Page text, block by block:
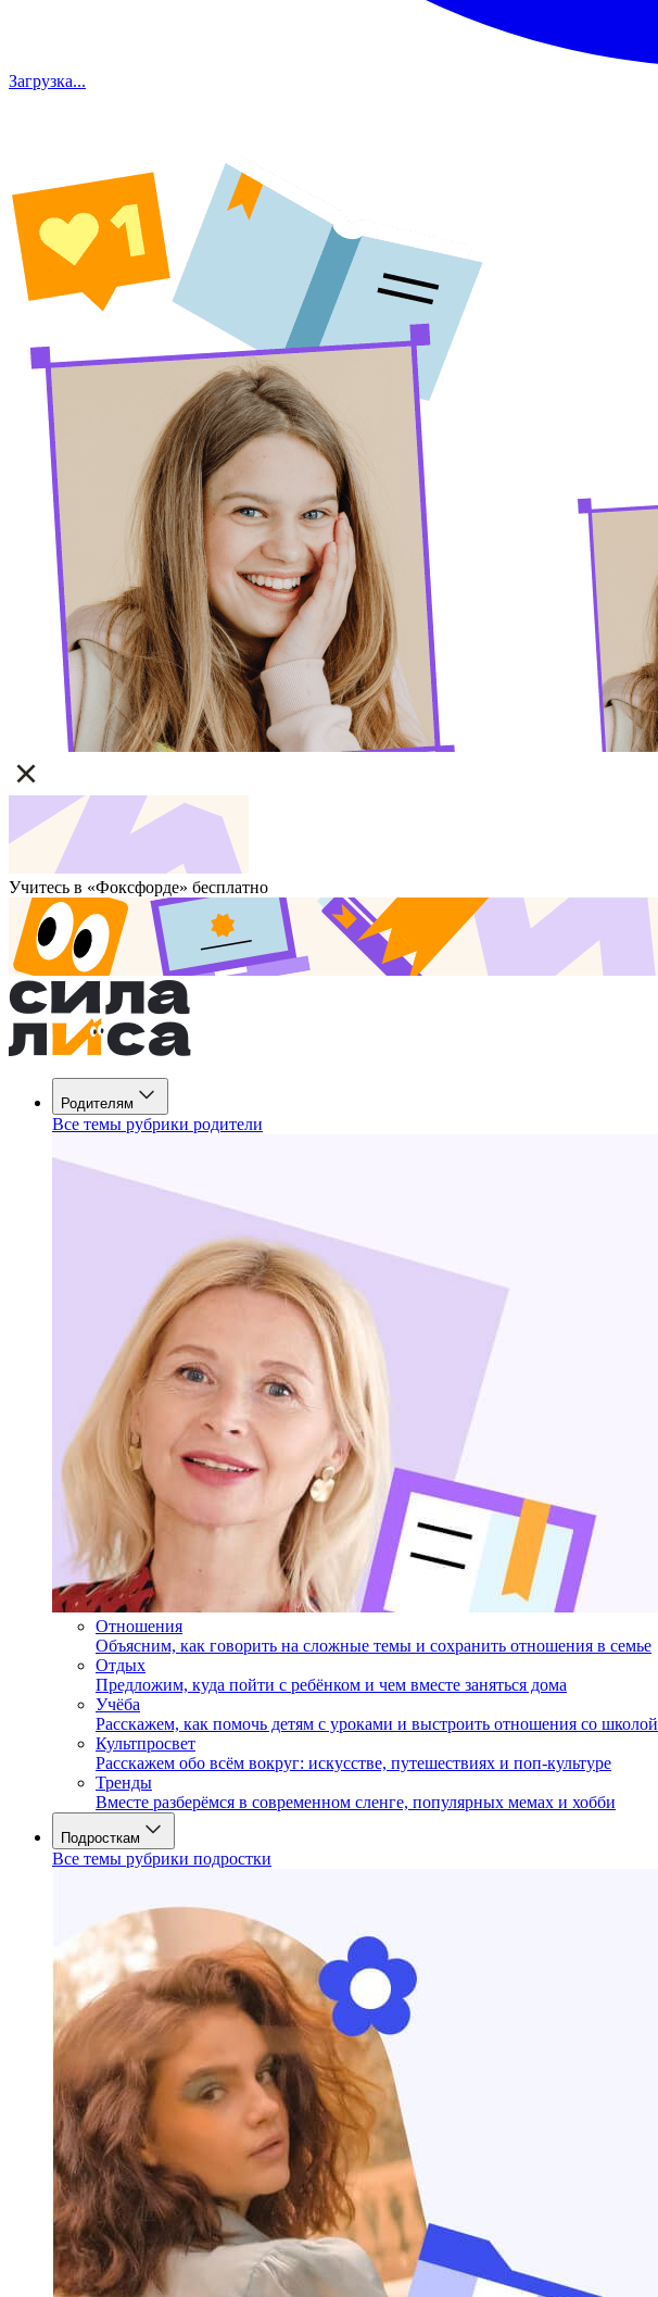
Загрузка...
Учитесь в «Фоксфорде» бесплатно
Родителям
Все темы рубрики родители
Отношения
Объясним, как говорить на сложные темы и сохранить отношения в семье
Отдых
Предложим, куда пойти с ребёнком и чем вместе заняться дома
Учёба
Расскажем, как помочь детям с уроками и выстроить отношения со школой
Культпросвет
Расскажем обо всём вокруг: искусстве, путешествиях и поп-культуре
Тренды
Вместе разберёмся в современном сленге, популярных мемах и хобби
Подросткам
Все темы рубрики подростки